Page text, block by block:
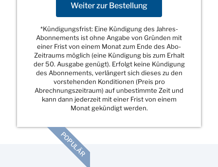
Weiter zur Bestellung
*Kündigungsfrist: Eine Kündigung des Jahres-
Abonnements ist ohne Angabe von Gründen mit
einer Frist von einem Monat zum Ende des Abo-
Zeitraums möglich (eine Kündigung bis zum Erhalt
der 50. Ausgabe genügt). Erfolgt keine Kündigung
des Abonnements, verlängert sich dieses zu den
vorstehenden Konditionen (Preis pro
Abrechnungszeitraum) auf unbestimmte Zeit und
kann dann jederzeit mit einer Frist von einem
Monat gekündigt werden.
POPULÄR